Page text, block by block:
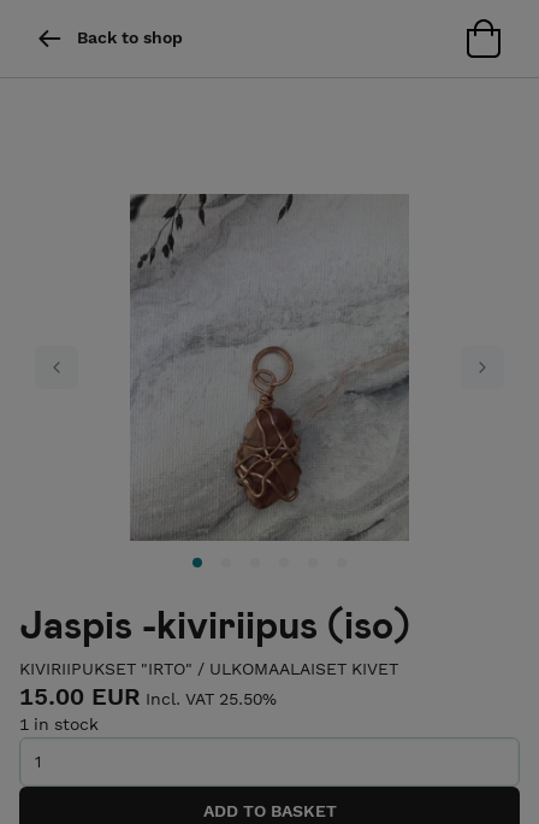
Back to shop
Previous Next
Jaspis -kiviriipus (iso)
KIVIRIIPUKSET "IRTO" / ULKOMAALAISET KIVET
15.00 EUR Incl. VAT 25.50%
1 in stock